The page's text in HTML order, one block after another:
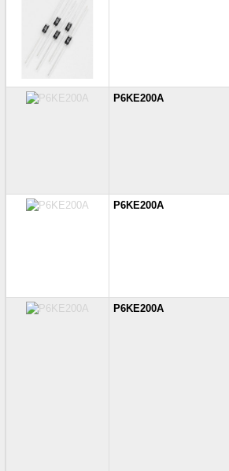
P6KE200A
P6KE200A
P6KE200A